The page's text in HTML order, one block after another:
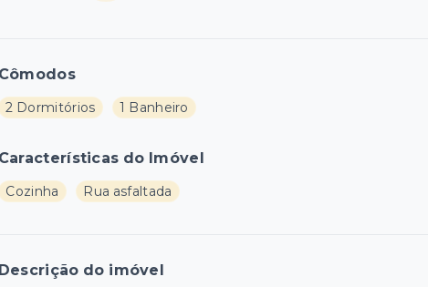
Cômodos
2 Dormitórios 1 Banheiro
Características do Imóvel
Cozinha Rua asfaltada
Descrição do imóvel